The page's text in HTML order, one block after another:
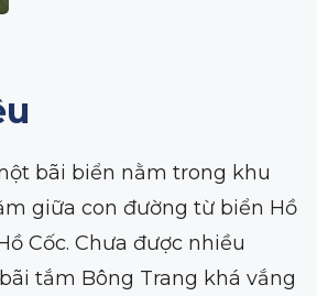
bãi biển nằm trong khu
giữa con đường từ biển Hồ
Cốc. Chưa được nhiều
tắm Bông Trang khá vắng